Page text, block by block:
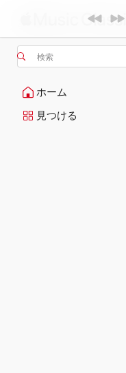
検索
ホーム
見つける